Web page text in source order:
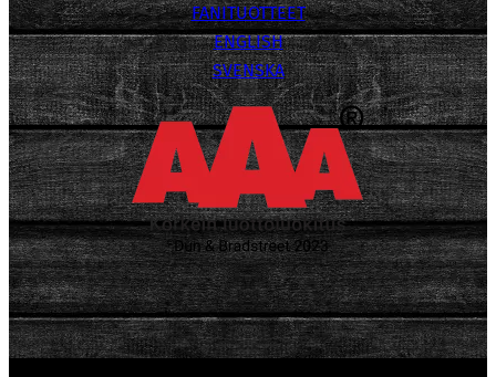
FANITUOTTEET
ENGLISH
SVENSKA